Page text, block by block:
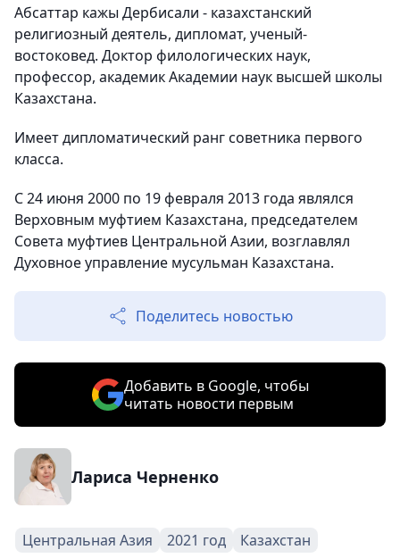
Абсаттар кажы Дербисали - казахстанский
религиозный деятель, дипломат, ученый-
востоковед. Доктор филологических наук,
профессор, академик Академии наук высшей школы
Казахстана.
Имеет дипломатический ранг советника первого
класса.
С 24 июня 2000 по 19 февраля 2013 года являлся
Верховным муфтием Казахстана, председателем
Совета муфтиев Центральной Азии, возглавлял
Духовное управление мусульман Казахстана.
Поделитесь новостью
Добавить в Google, чтобы
читать новости первым
Лариса Черненко
Центральная Азия 2021 год Казахстан